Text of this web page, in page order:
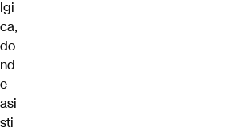
lgi
ca,
do
nd
e
asi
sti